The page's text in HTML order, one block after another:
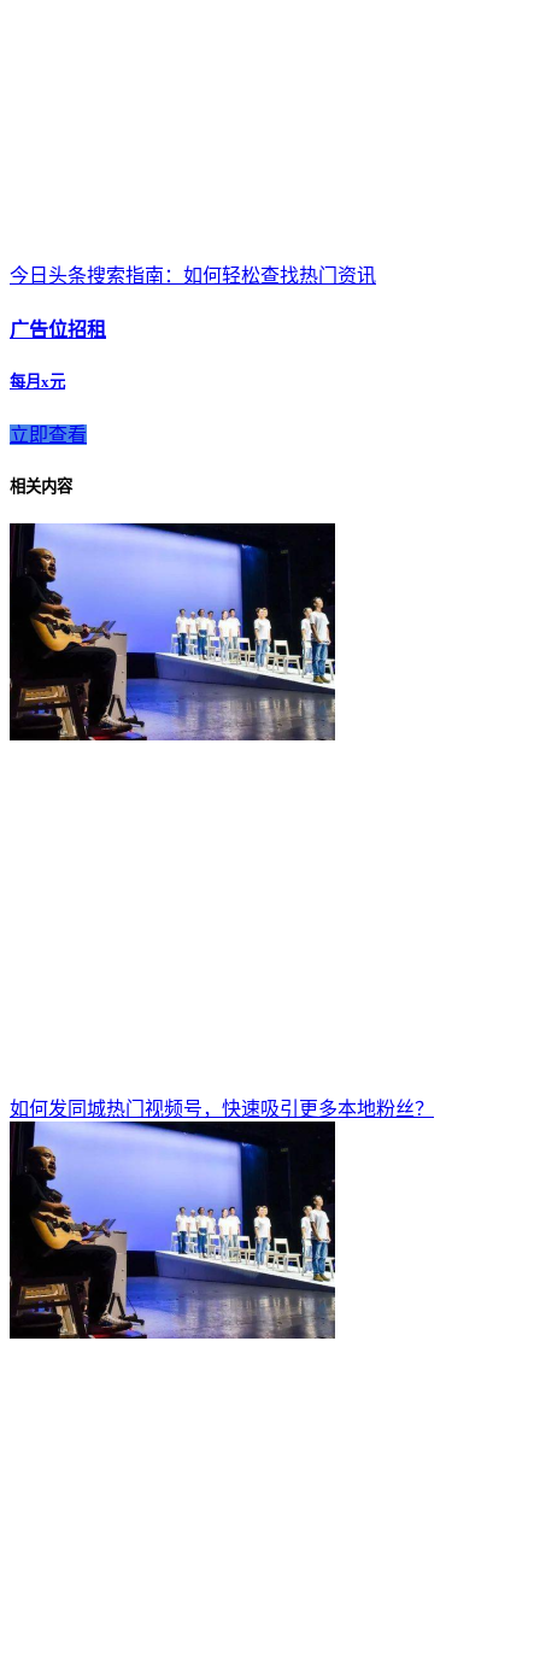
今日头条搜索指南：如何轻松查找热门资讯
广告位招租
每月x元
立即查看
相关内容
如何发同城热门视频号，快速吸引更多本地粉丝？